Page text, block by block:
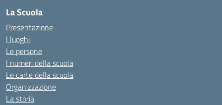
La Scuola
Presentazione
I luoghi
Le persone
I numeri della scuola
Le carte della scuola
Organizzazione
La storia